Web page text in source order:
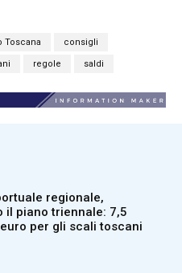
Toscana consigli
regole saldi
regionale,
il piano triennale: 7,5
per gli scali toscani